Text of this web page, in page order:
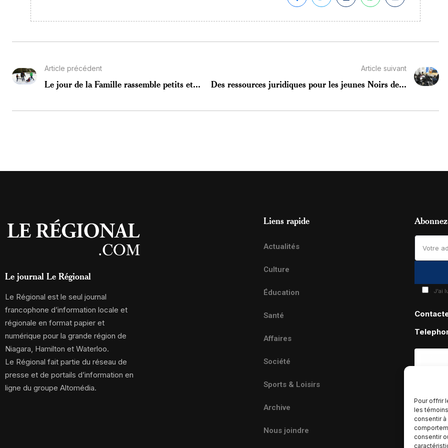
Pour offrir
les
consentir
consentir
Article précédent
Le jour de la Famille rassemble petits et...
Article suivant
Des ressources juridiques pour les jeunes Noirs de...
Le journal Le Régional
Le Régional est le seul journal
francophone d’information locale et
régionale en format papier et
numérique pour la grande région de
Niagara, Hamilton et Waterloo.
Le Régional fait partie du réseau de
presse et de portails d’information en
ligne du groupe Altomédia.
Liens rapide
Actualités
Culture
Éducation
Santé
Affaires
Société
Sports & Loisirs
Archive
Nous joindre
J'ai